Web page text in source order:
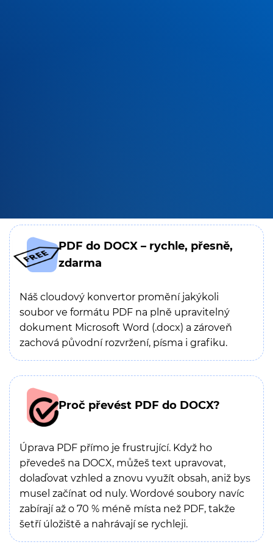
PDF do DOCX – rychle, přesně,
zdarma
Náš cloudový konvertor promění jakýkoli
soubor ve formátu PDF na plně upravitelný
dokument Microsoft Word (.docx) a zároveň
zachová původní rozvržení, písma i grafiku.
Proč převést PDF do DOCX?
Úprava PDF přímo je frustrující. Když ho
převedeš na DOCX, můžeš text upravovat,
dolaďovat vzhled a znovu využít obsah, aniž bys
musel začínat od nuly. Wordové soubory navíc
zabírají až o 70 % méně místa než PDF, takže
šetří úložiště a nahrávají se rychleji.